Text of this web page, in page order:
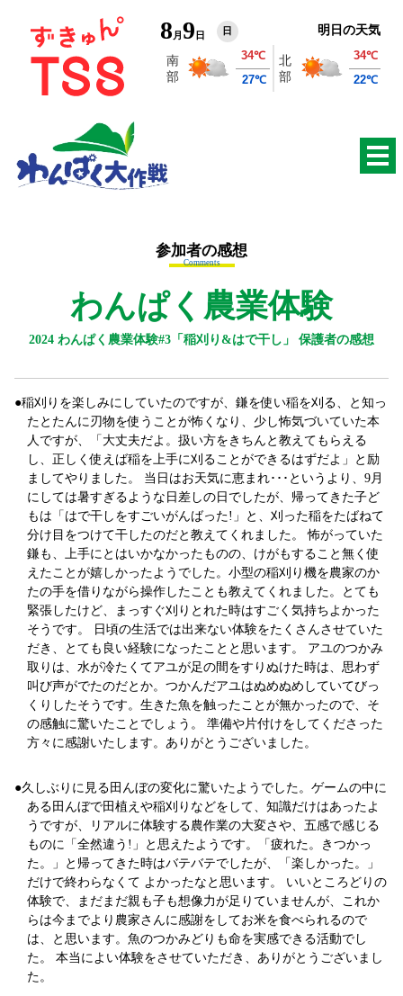
8 月9 日 日 明日の天気
参加者の感想
Comments
わんぱく農業体験
2024 わんぱく農業体験#3「稲刈り&はで干し」 保護者の感想
稲刈りを楽しみにしていたのですが、鎌を使い稲を刈る、と知っ
たとたんに刃物を使うことが怖くなり、少し怖気づいていた本
人ですが、「大丈夫だよ。扱い方をきちんと教えてもらえる
し、正しく使えば稲を上手に刈ることができるはずだよ」と励
ましてやりました。 当日はお天気に恵まれ･･･というより、9月
にしては暑すぎるような日差しの日でしたが、帰ってきた子ど
もは「はで干しをすごいがんばった!」と、刈った稲をたばねて
分け目をつけて干したのだと教えてくれました。 怖がっていた
鎌も、上手にとはいかなかったものの、けがもすること無く使
えたことが嬉しかったようでした。小型の稲刈り機を農家のか
たの手を借りながら操作したことも教えてくれました。とても
緊張したけど、まっすぐ刈りとれた時はすごく気持ちよかった
そうです。 日頃の生活では出来ない体験をたくさんさせていた
だき、とても良い経験になったことと思います。 アユのつかみ
取りは、水が冷たくてアユが足の間をすりぬけた時は、思わず
叫び声がでたのだとか。つかんだアユはぬめぬめしていてびっ
くりしたそうです。生きた魚を触ったことが無かったので、そ
の感触に驚いたことでしょう。 準備や片付けをしてくださった
方々に感謝いたします。ありがとうございました。
久しぶりに見る田んぼの変化に驚いたようでした。ゲームの中に
ある田んぼで田植えや稲刈りなどをして、知識だけはあったよ
うですが、リアルに体験する農作業の大変さや、五感で感じる
ものに「全然違う!」と思えたようです。「疲れた。きつかっ
た。」と帰ってきた時はバテバテでしたが、「楽しかった。」
だけで終わらなくて よかったなと思います。 いいところどりの
体験で、まだまだ親も子も想像力が足りていませんが、これか
らは今までより農家さんに感謝をしてお米を食べられるので
は、と思います。魚のつかみどりも命を実感できる活動でし
た。 本当によい体験をさせていただき、ありがとうございまし
た。